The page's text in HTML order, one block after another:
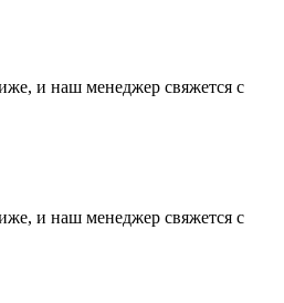
и наш менеджер свяжется с
и наш менеджер свяжется с